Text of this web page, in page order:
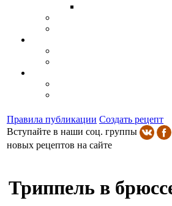
Правила публикации Создать рецепт
Вступайте в наши соц. группы
новых рецептов на сайте
Триппель в